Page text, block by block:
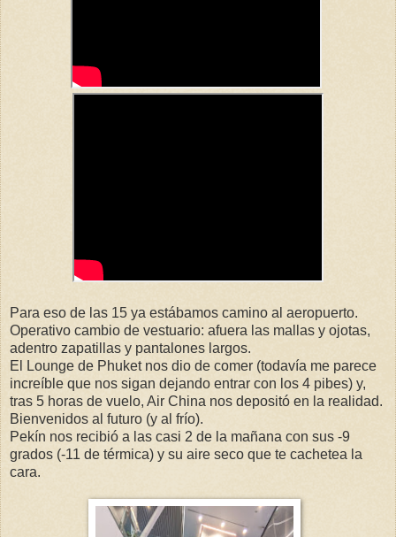
Para eso de las 15 ya estábamos camino al aeropuerto.
Operativo cambio de vestuario: afuera las mallas y ojotas,
adentro zapatillas y pantalones largos.
El Lounge de Phuket nos dio de comer (todavía me parece
increíble que nos sigan dejando entrar con los 4 pibes) y,
tras 5 horas de vuelo, Air China nos depositó en la realidad.
Bienvenidos al futuro (y al frío).
Pekín nos recibió a las casi 2 de la mañana con sus -9
grados (-11 de térmica) y su aire seco que te cachetea la
cara.